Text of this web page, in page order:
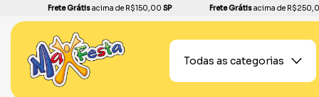
Frete Grátisacima de R$150,00 SP Frete Grátisacima de
Todas as categorias